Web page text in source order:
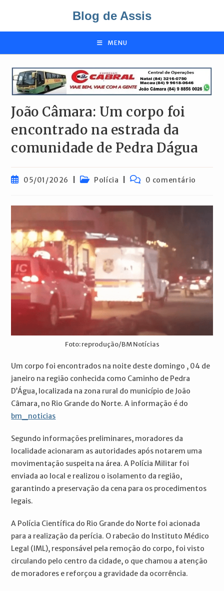
o
Blog de Assis
MENU
João Câmara: Um corpo foi
encontrado na estrada da
comunidade de Pedra Dágua
Post05/01/2026
Categoria
Polícia
Comentários
0 comentário
Foto: reprodução/BM Notícias
Um corpo foi encontrados na noite deste domingo , 04 de
janeiro na região conhecida como Caminho de Pedra
D’Água, localizada na zona rural do município de João
Câmara, no Rio Grande do Norte. A informação é do
bm_noticias
Segundo informações preliminares, moradores da
localidade acionaram as autoridades após notarem uma
movimentação suspeita na área. A Polícia Militar foi
enviada ao local e realizou o isolamento da região,
garantindo a preservação da cena para os procedimentos
legais.
A Polícia Científica do Rio Grande do Norte foi acionada
para a realização da perícia. O rabecão do Instituto Médico
Legal (IML), responsável pela remoção do corpo, foi visto
circulando pelo centro da cidade, o que chamou a atenção
de moradores e reforçou a gravidade da ocorrência.